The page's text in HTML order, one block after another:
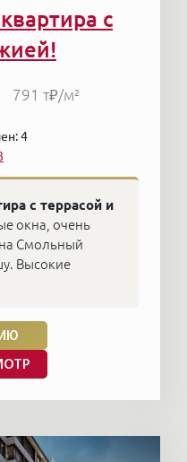
с
791 т₽/м²
4
с террасой и
окна, очень
Смольный
Высокие